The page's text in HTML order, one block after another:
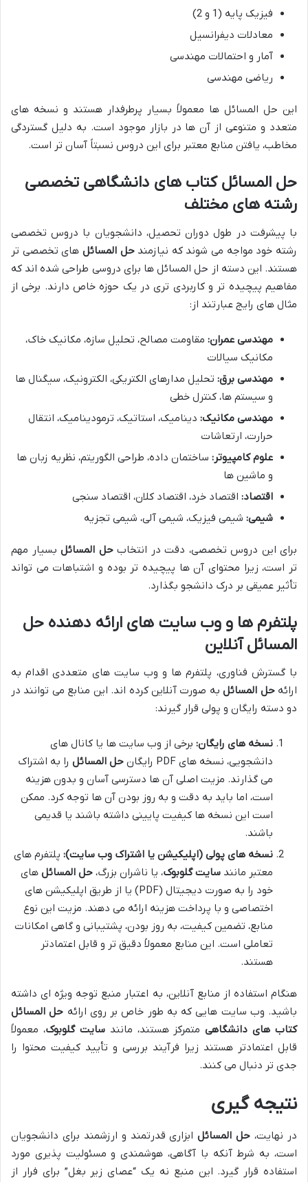
فیزیک پایه (1 و 2)
معادلات دیفرانسیل
آمار و احتمالات مهندسی
ریاضی مهندسی
این حل المسائل ها معمولاً بسیار پرطرفدار هستند و نسخه های
متعدد و متنوعی از آن ها در بازار موجود است. به دلیل گستردگی
مخاطب، یافتن منابع معتبر برای این دروس نسبتاً آسان تر است.
حل المسائل کتاب های دانشگاهی تخصصی
رشته های مختلف
با پیشرفت در طول دوران تحصیل، دانشجویان با دروس تخصصی
رشته خود مواجه می شوند که نیازمندحل المسائل های تخصصی تر
هستند. این دسته از حل المسائل ها برای دروسی طراحی شده اند که
مفاهیم پیچیده تر و کاربردی تری در یک حوزه خاص دارند. برخی از
مثال های رایج عبارتند از:
مهندسی عمران: مقاومت مصالح، تحلیل سازه، مکانیک خاک،
مکانیک سیالات
مهندسی برق: تحلیل مدارهای الکتریکی، الکترونیک، سیگنال ها
و سیستم ها، کنترل خطی
مهندسی مکانیک: دینامیک، استاتیک، ترمودینامیک، انتقال
حرارت، ارتعاشات
علوم کامپیوتر: ساختمان داده، طراحی الگوریتم، نظریه زبان ها
و ماشین ها
اقتصاد: اقتصاد خرد، اقتصاد کلان، اقتصاد سنجی
شیمی: شیمی فیزیک، شیمی آلی، شیمی تجزیه
برای این دروس تخصصی، دقت در انتخابحل المسائل بسیار مهم
تر است، زیرا محتوای آن ها پیچیده تر بوده و اشتباهات می تواند
تأثیر عمیقی بر درک دانشجو بگذارد.
پلتفرم ها و وب سایت های ارائه دهنده حل
المسائل آنلاین
با گسترش فناوری، پلتفرم ها و وب سایت های متعددی اقدام به
ارائهحل المسائلبه صورت آنلاین کرده اند. این منابع می توانند در
دو دسته رایگان و پولی قرار گیرند:
نسخه های رایگان: برخی از وب سایت ها یا کانال های
دانشجویی، نسخه های PDF رایگان
حل المسائل را به اشتراک
می گذارند. مزیت اصلی آن ها دسترسی آسان و بدون هزینه
است، اما باید به دقت و به روز بودن آن ها توجه کرد. ممکن
است این نسخه ها کیفیت پایینی داشته باشند یا قدیمی
باشند.
نسخه های پولی (اپلیکیشن یا اشتراک وب سایت): پلتفرم های
معتبر مانند سایت گلوبوک، یا ناشران بزرگ، حل المسائل های
خود را به صورت دیجیتال (PDF) یا از طریق اپلیکیشن های
اختصاصی و با پرداخت هزینه ارائه می دهند. مزیت این نوع
منابع، تضمین کیفیت، به روز بودن، پشتیبانی و گاهی امکانات
تعاملی است. این منابع معمولاً دقیق تر و قابل اعتمادتر
هستند.
هنگام استفاده از منابع آنلاین، به اعتبار منبع توجه ویژه ای داشته
باشید. وب سایت هایی که به طور خاص بر روی ارائه حل المسائل
کتاب های دانشگاهیمتمرکز هستند، مانندسایت گلوبوک، معمولاً
قابل اعتمادتر هستند زیرا فرآیند بررسی و تأیید کیفیت محتوا را
جدی تر دنبال می کنند.
نتیجه گیری
در نهایت، حل المسائلابزاری قدرتمند و ارزشمند برای دانشجویان
است، به شرط آنکه با آگاهی، هوشمندی و مسئولیت پذیری مورد
استفاده قرار گیرد. این منبع نه یک “عصای زیر بغل” برای فرار از